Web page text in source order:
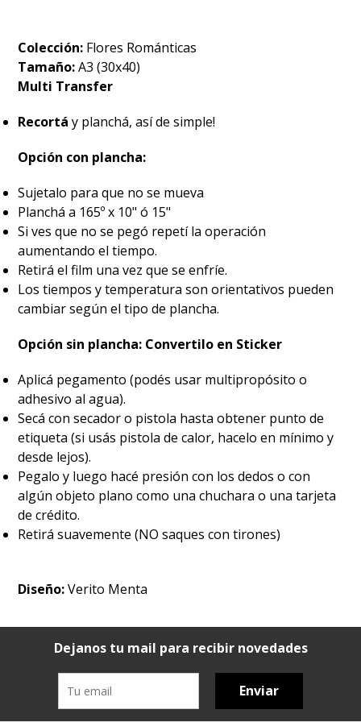
Colección: Flores Románticas
Tamaño:A3 (30x40)
Multi Transfer
Recortá y planchá, así de simple!
Opción con plancha:
Sujetalo para que no se mueva
Planchá a 165º x 10" ó 15"
Si ves que no se pegó repetí la operación
aumentando el tiempo.
Retirá el film una vez que se enfríe.
Los tiempos y temperatura son orientativos pueden
cambiar según el tipo de plancha.
Opción sin plancha: Convertilo en Sticker
Aplicá pegamento (podés usar multipropósito o
adhesivo al agua).
Secá con secador o pistola hasta obtener punto de
etiqueta (si usás pistola de calor, hacelo en mínimo y
desde lejos).
Pegalo y luego hacé presión con los dedos o con
algún objeto plano como una chuchara o una tarjeta
de crédito.
Retirá suavemente (NO saques con tirones)
Diseño:Verito Menta
Dejanos tu mail para recibir novedades
Enviar